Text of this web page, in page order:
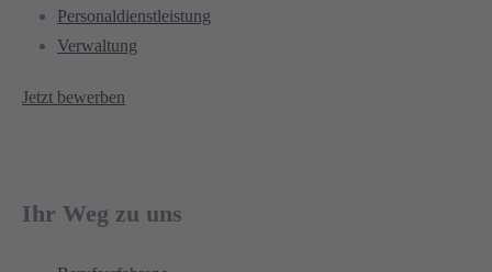
Personaldienstleistung
Verwaltung
Jetzt bewerben
Ihr Weg zu uns